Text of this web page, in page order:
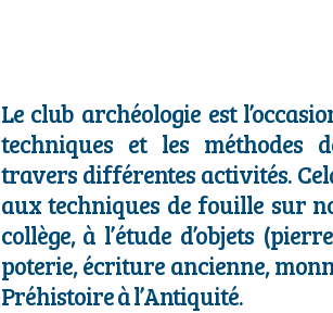
Le club archéologie est
techniques et les méthodes
travers différentes activités.
aux techniques de fouille sur
collège, à l’étude d’objets
poterie, écriture ancienne,
Préhistoire à l’Antiquité.